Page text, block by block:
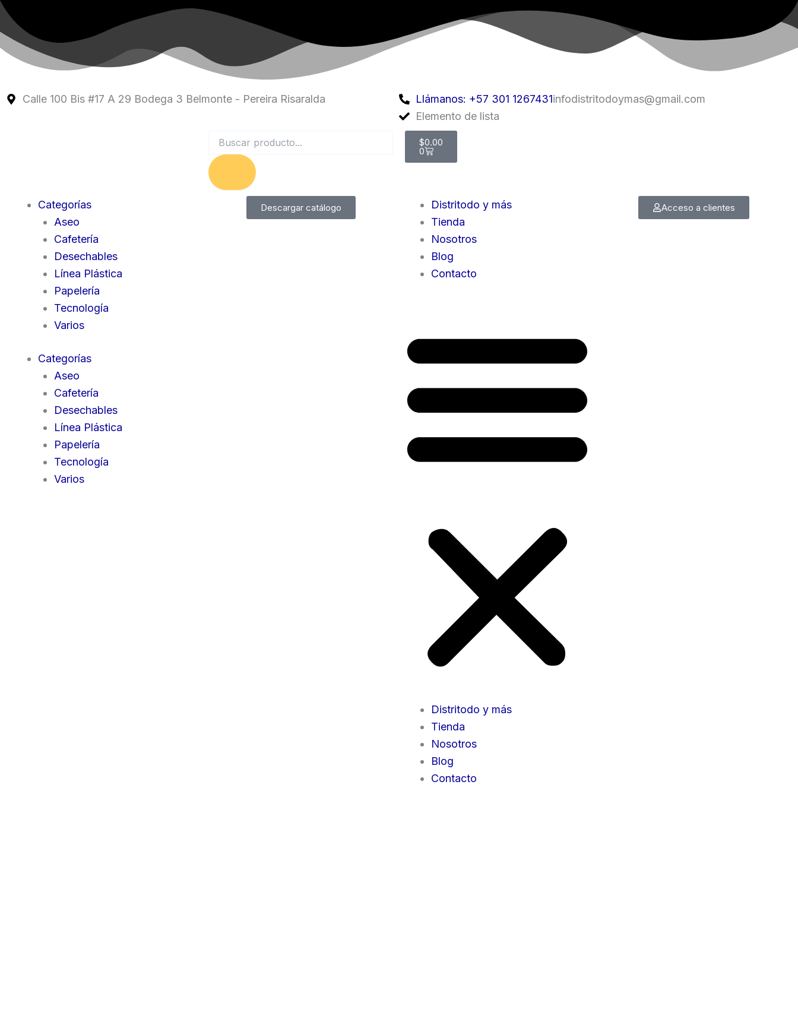
Ir
contenido
Calle 100 Bis #17 A 29 Bodega 3 Belmonte - Pereira Risaralda Llámanos: +57 301 1267431infodistritodoymas@gmail.com
Elemento de lista
$0.00
0
Categorías
Aseo
Cafetería
Desechables
Línea Plástica
Papelería
Tecnología
Varios
Categorías
Aseo
Cafetería
Desechables
Línea Plástica
Papelería
Tecnología
Varios
Descargar catálogo
Distritodo y más
Tienda
Nosotros
Blog
Contacto
Distritodo y más
Tienda
Nosotros
Blog
Contacto
Acceso a clientes